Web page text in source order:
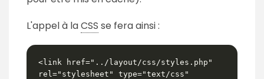
L'appel à laCSS se fera ainsi :
<link href="../layout/css/styles.php"
rel="stylesheet" type="text/css"